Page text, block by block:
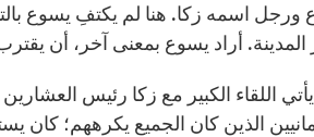
ورجل اسمه زكا. هنا لم يكتفِ يسوع
المدينة. أراد يسوع بمعنى آخر، أن
يأتي اللقاء الكبير مع زكا رئيس
الذين كان الجميع يكرههم؛